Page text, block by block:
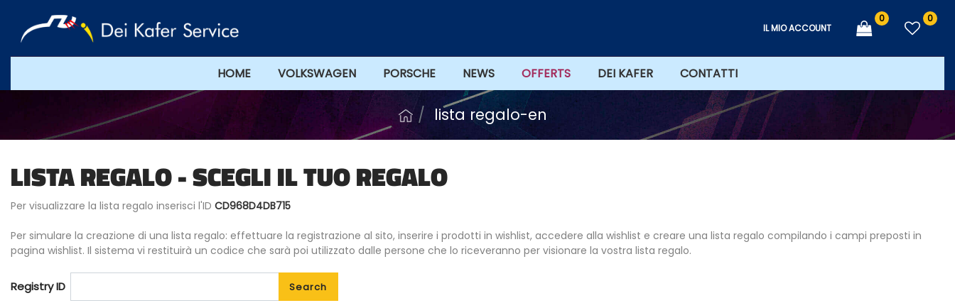
IL MIO ACCOUNT
0 0
HOME VOLKSWAGEN PORSCHE NEWS DEI KAFER CONTATTI
lista regalo-en
LISTA REGALO - SCEGLI IL TUO REGALO
Per visualizzare la lista regalo inserisci l'ID CD968D4DB715
Per simulare la creazione di una lista regalo: effettuare la registrazione al sito, inserire i prodotti in wishlist, accedere alla wishlist e creare una lista regalo compilando i campi preposti in
pagina wishlist. Il sistema vi restituirà un codice che sarà poi utilizzato dalle persone che lo riceveranno per visionare la vostra lista regalo.
Registry ID Search